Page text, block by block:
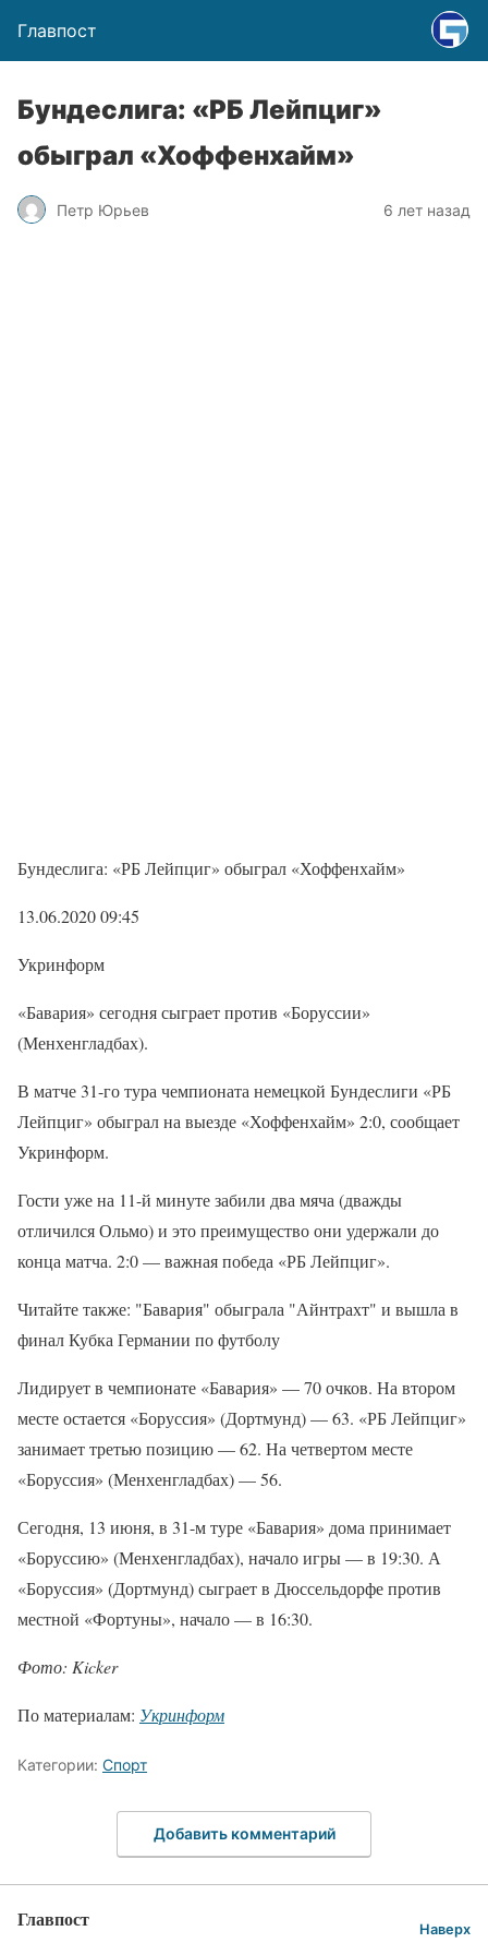
Главпост
Бундеслига: «РБ Лейпциг»
обыграл «Хоффенхайм»
Петр Юрьев 6 лет назад
Бундеслига: «РБ Лейпциг» обыграл «Хоффенхайм»
13.06.2020 09:45
Укринформ
«Бавария» сегодня сыграет против «Боруссии»
(Менхенгладбах).
В матче 31-го тура чемпионата немецкой Бундеслиги «РБ
Лейпциг» обыграл на выезде «Хоффенхайм» 2:0, сообщает
Укринформ.
Гости уже на 11-й минуте забили два мяча (дважды
отличился Ольмо) и это преимущество они удержали до
конца матча. 2:0 — важная победа «РБ Лейпциг».
Читайте также: "Бавария" обыграла "Айнтрахт" и вышла в
финал Кубка Германии по футболу
Лидирует в чемпионате «Бавария» — 70 очков. На втором
месте остается «Боруссия» (Дортмунд) — 63. «РБ Лейпциг»
занимает третью позицию — 62. На четвертом месте
«Боруссия» (Менхенгладбах) — 56.
Сегодня, 13 июня, в 31-м туре «Бавария» дома принимает
«Боруссию» (Менхенгладбах), начало игры — в 19:30. А
«Боруссия» (Дортмунд) сыграет в Дюссельдорфе против
местной «Фортуны», начало — в 16:30.
Фото: Kicker
По материалам: Укринформ
Категории: Спорт
Добавить комментарий
Главпост Наверх